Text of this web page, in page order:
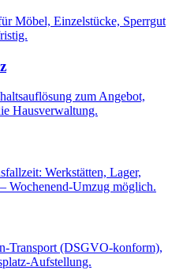
Möbel, Einzelstücke, Sperrgut
zum Angebot,
Hausverwaltung.
Werkstätten, Lager,
Wochenend-Umzug möglich.
Transport (DSGVO-konform),
Aufstellung.